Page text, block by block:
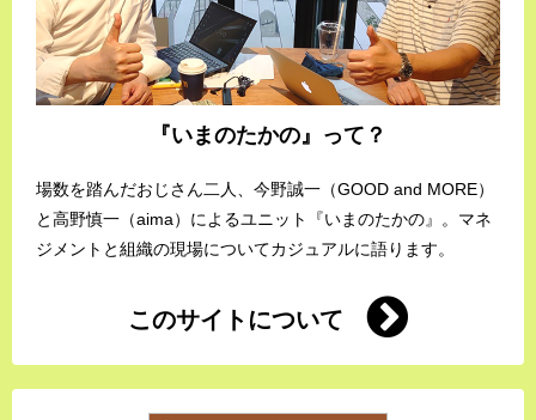
『いまのたかの』って？
場数を踏んだおじさん二人、今野誠一（GOOD and MORE）
と高野慎一（aima）によるユニット『いまのたかの』。マネ
ジメントと組織の現場についてカジュアルに語ります。
このサイトについて